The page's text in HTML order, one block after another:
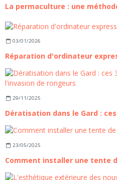
La permaculture : une
03/01/2026
Réparation d'ordinateur
29/11/2025
23/05/2025
Comment installer une tente